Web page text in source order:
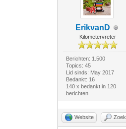
ErikvanD
Kilometervreter
Berichten: 1.500
Topics: 45
Lid sinds: May 2017
Bedankt: 16
140 x bedankt in 120
berichten
Website Zoek